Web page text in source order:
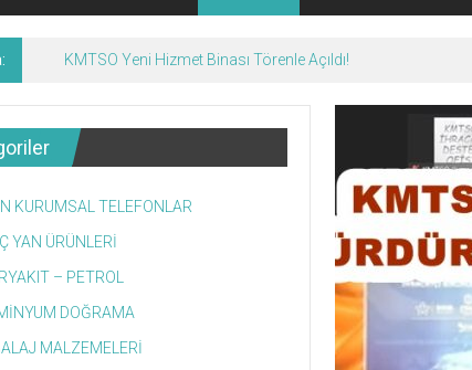
KMTSO Yeni Hizmet Binası Törenle Açıldı!
KURUMSAL TELEFONLAR
YAN ÜRÜNLERİ
– PETROL
DOĞRAMA
MALZEMELERİ